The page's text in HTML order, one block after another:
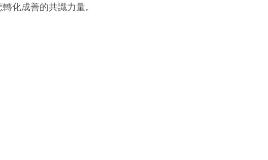
化成善的共識力量。